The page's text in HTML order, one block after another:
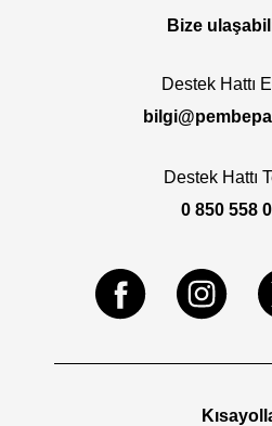
Bize
Destek Hattı
Destek Hattı
0 850 558